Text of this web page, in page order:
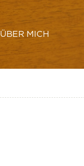
ÜBER MICH